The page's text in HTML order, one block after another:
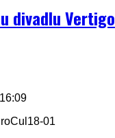
divadlu Vertigo